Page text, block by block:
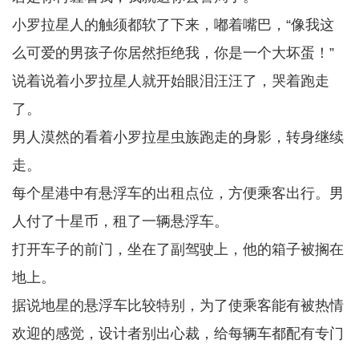
小罗拉星人的触须都软了下来，嘟着嘴巴，“像我这
么可爱的男孩子你居然拒绝我，你是一个大坏蛋！”
说着说着小罗拉星人就开始眼泪汪汪了，哭着跑走
了。
男人漠然的看着小罗拉星虫族跑走的身影，转身继续
走。
每个星港中有悬浮车的出租点位，方便乘客出行。男
人付了十星币，租了一辆悬浮车。
打开车子的前门，坐在了副驾驶上，他的箱子被搁在
地上。
据说地星的悬浮车比较特别，为了使乘客能有被热情
欢迎的感觉，设计者别出心裁，给每辆车都配有专门